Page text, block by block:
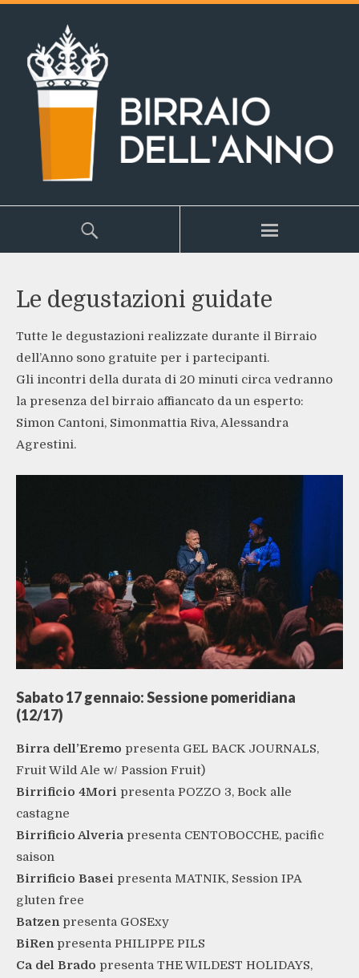
Le degustazioni guidate
Tutte le degustazioni realizzate durante il Birraio
dell’Anno sono gratuite per i partecipanti.
Gli incontri della durata di 20 minuti circa vedranno
la presenza del birraio affiancato da un esperto:
Simon Cantoni, Simonmattia Riva, Alessandra
Agrestini.
Sabato 17 gennaio: Sessione pomeridiana
(12/17)
Birra dell’Eremo presenta GEL BACK JOURNALS,
Fruit Wild Ale w/ Passion Fruit)
Birrificio 4Mori presenta POZZO 3, Bock alle
castagne
Birrificio Alveria presenta CENTOBOCCHE, pacific
saison
Birrificio Basei presenta MATNIK, Session IPA
gluten free
Batzenpresenta GOSExy
BiRenpresenta PHILIPPE PILS
Ca del Brado presenta THE WILDEST HOLIDAYS,